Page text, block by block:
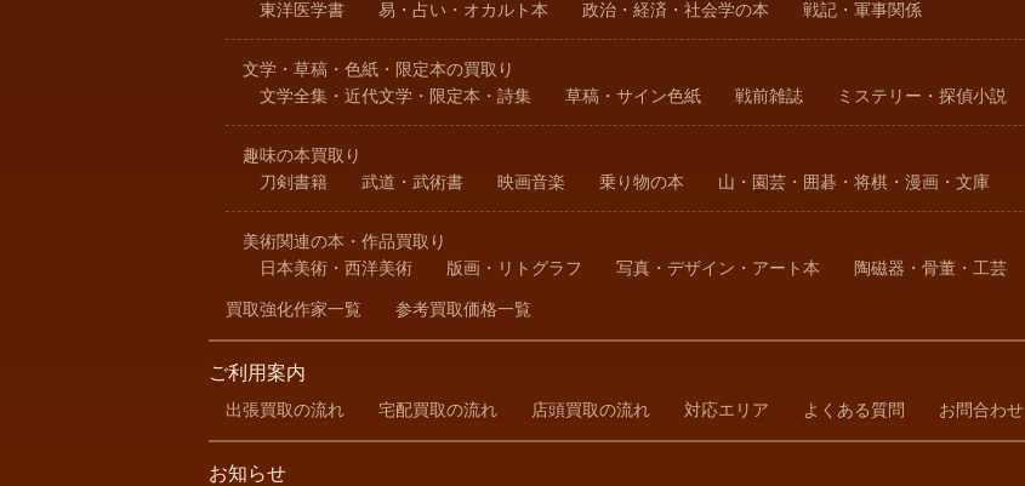
東洋医学書
易・占い・オカルト本 政治・経済・社会学の本 戦記・軍事関係
文学・草稿・色紙・限定本の買取り
文学全集・近代文学・限定本・詩集
草稿・サイン色紙 戦前雑誌 ミステリー・探偵小説
趣味の本買取り
刀剣書籍
武道・武術書 映画音楽 乗り物の本 山・園芸・囲碁・将棋・漫画・文庫
美術関連の本・作品買取り
日本美術・西洋美術
版画・リトグラフ 写真・デザイン・アート本 陶磁器・骨董・工芸
買取強化作家一覧 参考買取価格一覧
ご利用案内
出張買取の流れ 宅配買取の流れ 店頭買取の流れ 対応エリア よくある質問 お問合わせ
お知らせ